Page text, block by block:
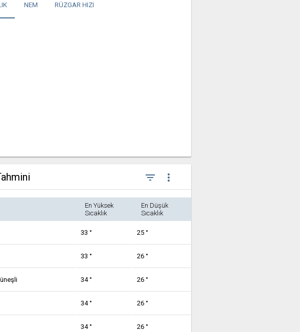
NEM RÜZGAR HIZI
filter_list more_vert
En Yüksek
Sıcaklık
En Düşük
Sıcaklık
33 ° 25 °
33 ° 26 °
34 ° 26 °
34 ° 26 °
34 ° 26 °